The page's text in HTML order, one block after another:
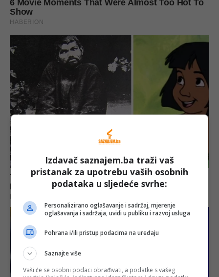
Izdavač saznajem.ba traži vaš
pristanak za upotrebu vaših osobnih
podataka u sljedeće svrhe:
Personalizirano oglašavanje i sadržaj, mjerenje
oglašavanja i sadržaja, uvidi u publiku i razvoj usluga
Pohrana i/ili pristup podacima na uređaju
Saznajte više
Vaši će se osobni podaci obrađivati, a podatke s vašeg